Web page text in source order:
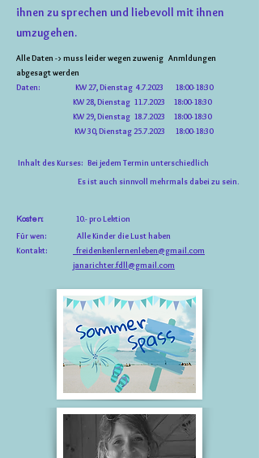
ihnen zu sprechen und liebevoll mit ihnen
umzugehen.
Alle Daten -> muss leider wegen zuwenig Anmldungen
abgesagt werden
Daten: KW 27,Dienstag 4.7.2023 18:00-18:30
KW28,Dienstag 11.7.2023 18:00-18:30
KW 29,Dienstag 18.7.2023
18:00-18:30
KW 30,Dienstag25.7.2023 18:00-18:30
Inhalt des Kurses: Bei jedem Termin unterschiedlich
Es ist auch sinnvoll mehrmals dabei zu sein.
Kosten:
10.- pro Lektion
Für wen: Alle Kinder die Lust haben
Kontakt:
freidenkenlernenleben@gmail.com
janarichter.fdll@gmail.com